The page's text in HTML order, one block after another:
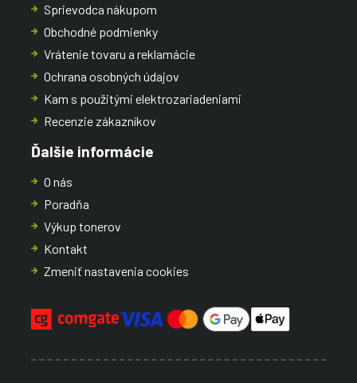
Sprievodca nákupom
Obchodné podmienky
Vrátenie tovaru a reklamácie
Ochrana osobných údajov
Kam s použitými elektrozariadeniami
Recenzie zákazníkov
Ďalšie informácie
O nás
Poradňa
Výkup tonerov
Kontakt
Zmeniť nastavenia cookies